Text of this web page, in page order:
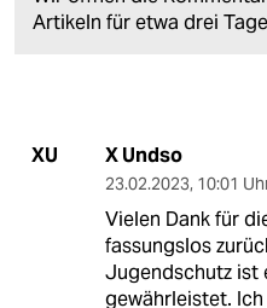
Artikeln für etwa drei
XU X Undso
23.02.2023, 10:01
Vielen Dank für
fassungslos
Jugendschutz ist
gewährleistet.